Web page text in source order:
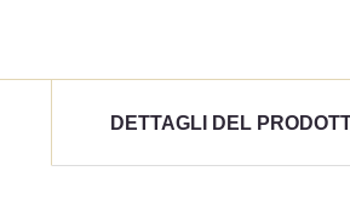
DETTAGLI DEL